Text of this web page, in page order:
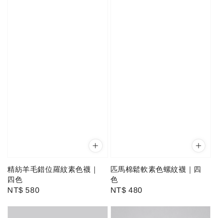
精紡羊毛錯位羅紋素色襪｜
四色
Regular
NT$ 580
匹馬棉鬆軟素色螺紋襪｜四
色
Regular
NT$ 480